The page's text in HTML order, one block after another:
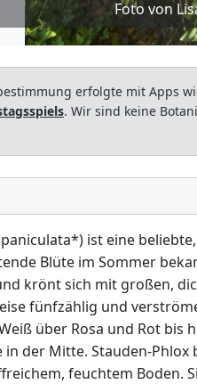
Foto von
erfolgte mit Apps
. Wir sind keine
ist eine
Blüte im Sommer
krönt sich mit großen,
fünfzählig und
über Rosa und Rot bis
der Mitte. Stauden-
feuchtem Boden.